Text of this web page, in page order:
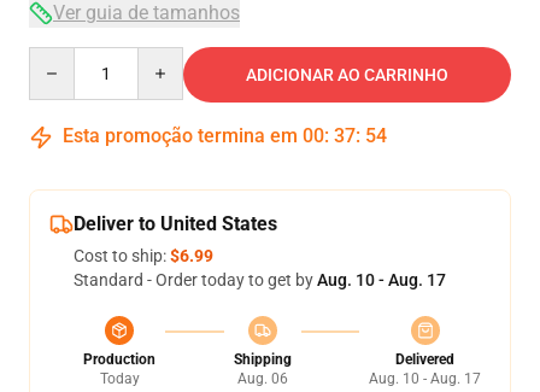
Ver guia de tamanhos
ADICIONAR AO CARRINHO
Esta promoção termina em 00: 37: 53
Deliver to United States
Cost to ship:$6.99
Standard - Order today to get byAug. 10 - Aug. 17
Production
Today
Shipping
Aug. 06
Delivered
Aug. 10 - Aug. 17